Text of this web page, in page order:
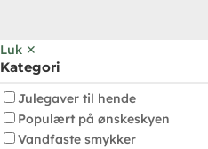
Luk ✕
Kategori
Julegaver til hende
Populært på ønskeskyen
Vandfaste smykker